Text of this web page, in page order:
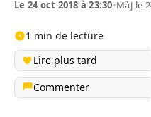
Le 24 oct 2018 à 23:30•MàJ le
1 min de lecture
Lire plus tard
Commenter